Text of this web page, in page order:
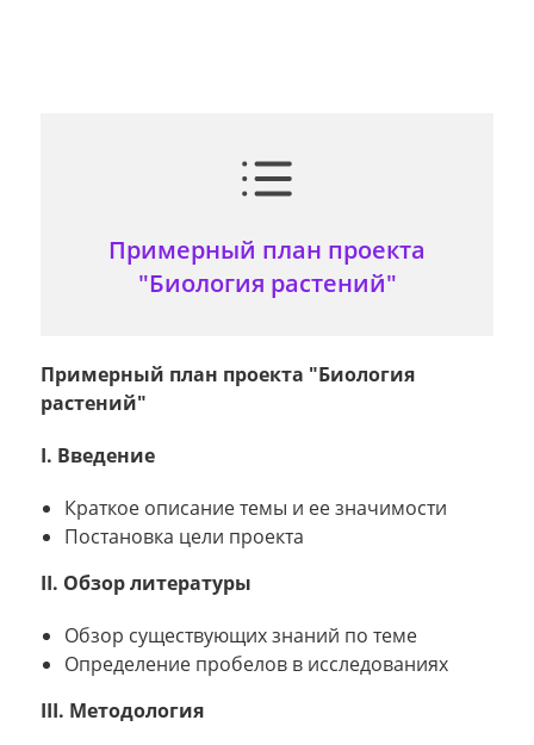
Примерный план проекта
"Биология растений"
Примерный план проекта "Биология
растений"
I. Введение
Краткое описание темы и ее значимости
Постановка цели проекта
II. Обзор литературы
Обзор существующих знаний по теме
Определение пробелов в исследованиях
III. Методология